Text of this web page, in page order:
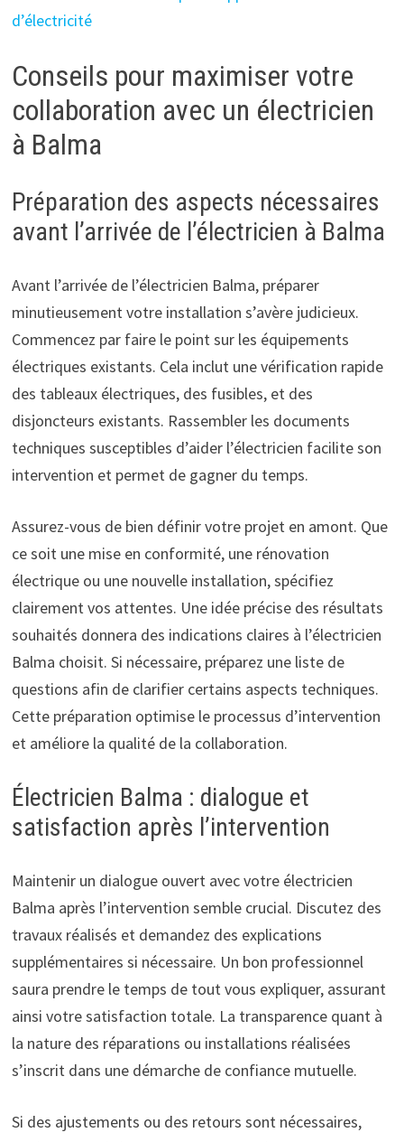
d’électricité
Conseils pour maximiser votre
collaboration avec un électricien
à Balma
Préparation des aspects nécessaires
avant l’arrivée de l’électricien à Balma
Avant l’arrivée de l’électricien Balma, préparer
minutieusement votre installation s’avère judicieux.
Commencez par faire le point sur les équipements
électriques existants. Cela inclut une vérification rapide
des tableaux électriques, des fusibles, et des
disjoncteurs existants. Rassembler les documents
techniques susceptibles d’aider l’électricien facilite son
intervention et permet de gagner du temps.
Assurez-vous de bien définir votre projet en amont. Que
ce soit une mise en conformité, une rénovation
électrique ou une nouvelle installation, spécifiez
clairement vos attentes. Une idée précise des résultats
souhaités donnera des indications claires à l’électricien
Balma choisit. Si nécessaire, préparez une liste de
questions afin de clarifier certains aspects techniques.
Cette préparation optimise le processus d’intervention
et améliore la qualité de la collaboration.
Électricien Balma : dialogue et
satisfaction après l’intervention
Maintenir un dialogue ouvert avec votre électricien
Balma après l’intervention semble crucial. Discutez des
travaux réalisés et demandez des explications
supplémentaires si nécessaire. Un bon professionnel
saura prendre le temps de tout vous expliquer, assurant
ainsi votre satisfaction totale. La transparence quant à
la nature des réparations ou installations réalisées
s’inscrit dans une démarche de confiance mutuelle.
Si des ajustements ou des retours sont nécessaires,